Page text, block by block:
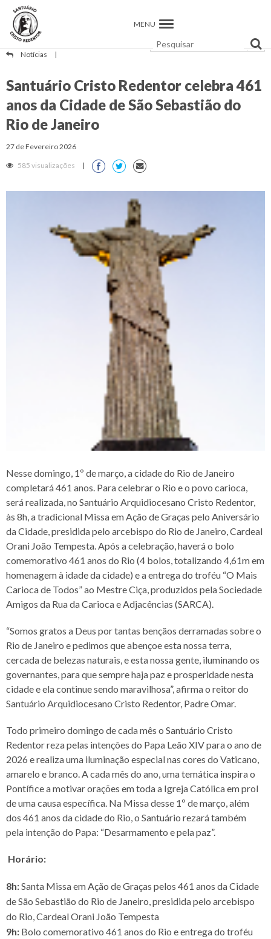
MENU
Notícias |
Santuário Cristo Redentor celebra 461
anos da Cidade de São Sebastião do
Rio de Janeiro
27 de Fevereiro 2026
585 visualizações |
Nesse domingo, 1º de março, a cidade do Rio de Janeiro
completará 461 anos. Para celebrar o Rio e o povo carioca,
será realizada, no Santuário Arquidiocesano Cristo Redentor,
às 8h, a tradicional Missa em Ação de Graças pelo Aniversário
da Cidade, presidida pelo arcebispo do Rio de Janeiro, Cardeal
Orani João Tempesta. Após a celebração, haverá o bolo
comemorativo 461 anos do Rio (4 bolos, totalizando 4,61m em
homenagem à idade da cidade) e a entrega do troféu “O Mais
Carioca de Todos” ao Mestre Ciça, produzidos pela Sociedade
Amigos da Rua da Carioca e Adjacências (SARCA).
“Somos gratos a Deus por tantas bençãos derramadas sobre o
Rio de Janeiro e pedimos que abençoe esta nossa terra,
cercada de belezas naturais, e esta nossa gente, iluminando os
governantes, para que sempre haja paz e prosperidade nesta
cidade e ela continue sendo maravilhosa”, afirma o reitor do
Santuário Arquidiocesano Cristo Redentor, Padre Omar.
Todo primeiro domingo de cada mês o Santuário Cristo
Redentor reza pelas intenções do Papa Leão XIV para o ano de
2026 e realiza uma iluminação especial nas cores do Vaticano,
amarelo e branco. A cada mês do ano, uma temática inspira o
Pontífice a motivar orações em toda a Igreja Católica em prol
de uma causa específica. Na Missa desse 1º de março, além
dos 461 anos da cidade do Rio, o Santuário rezará também
pela intenção do Papa: “Desarmamento e pela paz”.
Horário:
8h:Santa Missa em Ação de Graças pelos 461 anos da Cidade
de São Sebastião do Rio de Janeiro, presidida pelo arcebispo
do Rio, Cardeal Orani João Tempesta
9h: Bolo comemorativo 461 anos do Rio e entrega do troféu